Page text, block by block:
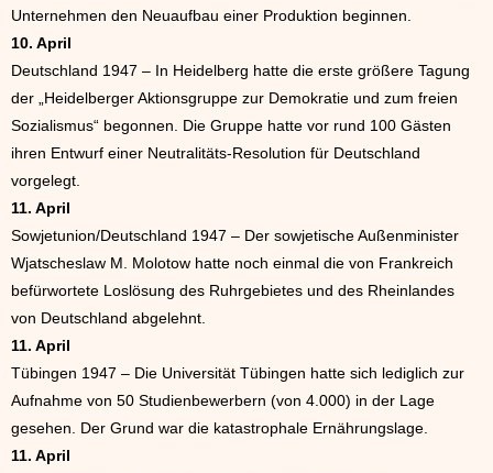
Unternehmen den Neuaufbau einer Produktion beginnen.
10. April
Deutschland 1947 – In Heidelberg hatte die erste größere Tagung
der „Heidelberger Aktionsgruppe zur Demokratie und zum freien
Sozialismus“ begonnen. Die Gruppe hatte vor rund 100 Gästen
ihren Entwurf einer Neutralitäts-Resolution für Deutschland
vorgelegt.
11. April
Sowjetunion/Deutschland 1947 – Der sowjetische Außenminister
Wjatscheslaw M. Molotow hatte noch einmal die von Frankreich
befürwortete Loslösung des Ruhrgebietes und des Rheinlandes
von Deutschland abgelehnt.
11. April
Tübingen 1947 – Die Universität Tübingen hatte sich lediglich zur
Aufnahme von 50 Studienbewerbern (von 4.000) in der Lage
gesehen. Der Grund war die katastrophale Ernährungslage.
11. April